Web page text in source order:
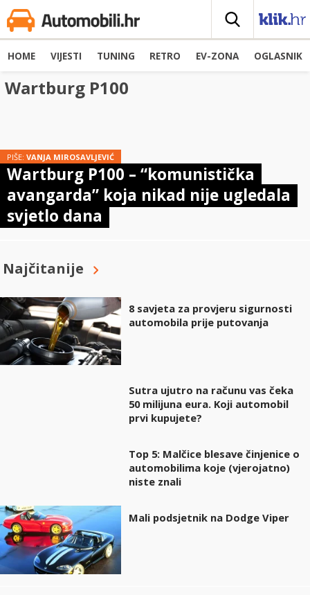
HOME VIJESTI TUNING RETRO EV-ZONA OGLASNIK
Wartburg P100
PIŠE: VANJA MIROSAVLJEVIĆ
Wartburg P100 – “komunistička
avangarda” koja nikad nije ugledala
svjetlo dana
Najčitanije
8 savjeta za provjeru sigurnosti
automobila prije putovanja
Sutra ujutro na računu vas čeka
50 milijuna eura. Koji automobil
prvi kupujete?
Top 5: Malčice blesave činjenice o
automobilima koje (vjerojatno)
niste znali
Mali podsjetnik na Dodge Viper